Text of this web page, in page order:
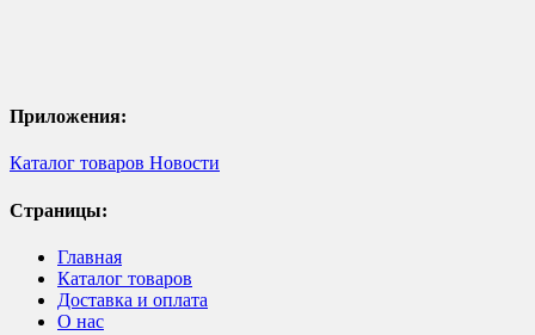
Приложения:
Каталог товаров Новости
Страницы:
Главная
Каталог товаров
Доставка и оплата
О нас